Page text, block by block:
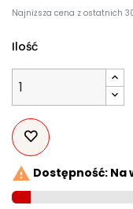
Najniższa cena z ostatnich
Ilość
 Dostępność: Na